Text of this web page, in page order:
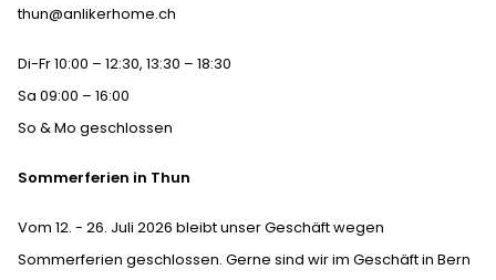
thun@anlikerhome.ch
Di-Fr 10:00 – 12:30, 13:30 – 18:30
Sa 09:00 – 16:00
So & Mo geschlossen
Sommerferien in Thun
Vom 12. - 26. Juli 2026 bleibt unser Geschäft wegen
Sommerferien geschlossen. Gerne sind wir im Geschäft in Bern